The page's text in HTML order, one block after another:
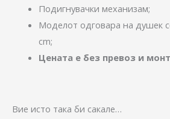
Подигнувачки механизам;
Моделот одговара на душек
cm;
Цената е без превоз и
Вие исто така би сакале…